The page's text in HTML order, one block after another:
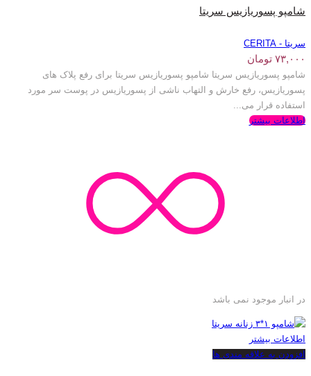
شامپو پسوریازیس سریتا
سریتا - CERITA
۷۳,۰۰۰ تومان
شامپو پسوریازیس سریتا شامپو پسوریازیس سریتا برای رفع پلاک های
پسوریازیس، رفع خارش و التهاب ناشی از پسوریازیس در پوست سر مورد
استفاده قرار می...
اطلاعات بیشتر
در انبار موجود نمی باشد
اطلاعات بیشتر
افزودن به علاقه مندی ها